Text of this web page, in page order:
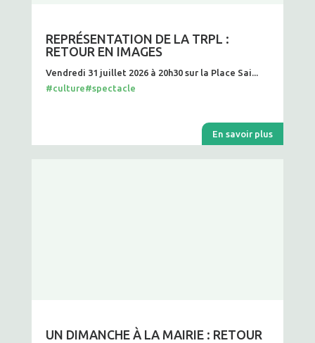
REPRÉSENTATION DE LA TRPL :
RETOUR EN IMAGES
Vendredi 31 juillet 2026 à 20h30 sur la Place Sai...
#culture#spectacle
En savoir plus
UN DIMANCHE À LA MAIRIE : RETOUR